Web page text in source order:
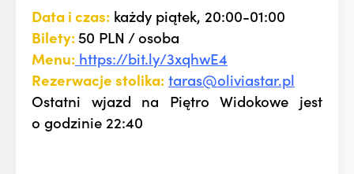
Data i czas: każdy piątek, 20:00-01:00
Bilety: 50 PLN / osoba
Menu: https://bit.ly/3xqhwE4
Rezerwacje stolika: taras@oliviastar.pl
Ostatni wjazd na Piętro Widokowe jest
o godzinie 22:40